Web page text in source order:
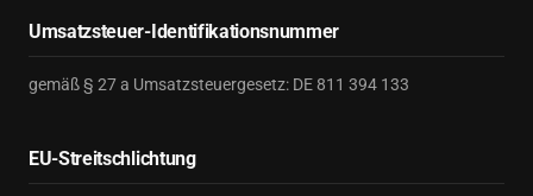
Umsatzsteuer-Identifikationsnummer
gemäß § 27 a Umsatzsteuergesetz: DE 811 394 133
EU-Streitschlichtung